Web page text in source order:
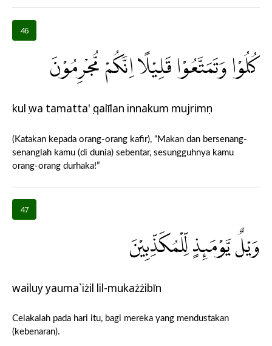
46
كُلُوْا وَتَمَتَّعُوْا قَلِيْلًا اِنَّكُمْ مُّجْرِمُوْنَ
kulụ wa tamatta'ụ qalīlan innakum mujrimụn
(Katakan kepada orang-orang kafir), “Makan dan bersenang-
senanglah kamu (di dunia) sebentar, sesungguhnya kamu
orang-orang durhaka!”
47
وَيْلٌ يَّوْمَىِٕذٍ لِّلْمُكَذِّبِيْنَ
wailuy yauma`iżil lil-mukażżibīn
Celakalah pada hari itu, bagi mereka yang mendustakan
(kebenaran).